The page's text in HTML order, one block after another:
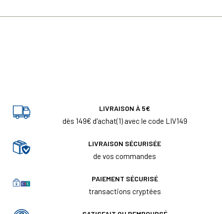
LIVRAISON À 5€
dès 149€ d'achat(1) avec le code LIV149
LIVRAISON SÉCURISÉE
de vos commandes
PAIEMENT SÉCURISÉ
transactions cryptées